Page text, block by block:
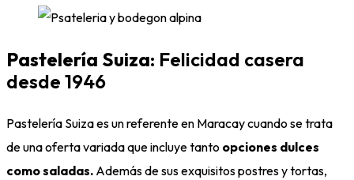
Pastelería Suiza: Felicidad casera
desde 1946
Pastelería Suiza es un referente en Maracay cuando se trata
de una oferta variada que incluye tanto opciones dulces
como saladas. Además de sus exquisitos postres y tortas,